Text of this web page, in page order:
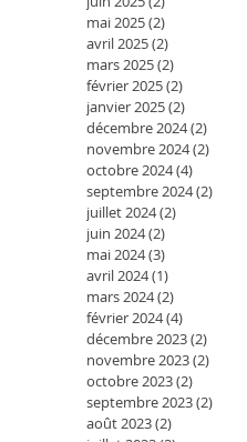
mai 2025(2)
avril 2025(2)
mars 2025(2)
février 2025(2)
janvier 2025(2)
décembre 2024(2)
novembre 2024(2)
octobre 2024(4)
septembre 2024(2)
juillet 2024(2)
juin 2024(2)
mai 2024(3)
avril 2024(1)
mars 2024(2)
février 2024(4)
décembre 2023(2)
novembre 2023(2)
octobre 2023(2)
septembre 2023(2)
août 2023(2)